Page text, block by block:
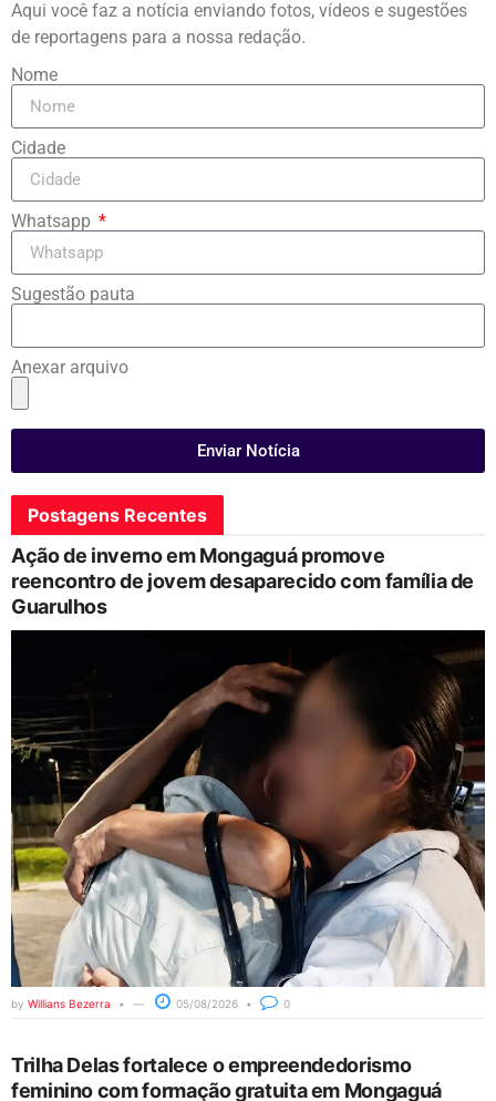
Aqui você faz a notícia enviando fotos, vídeos e sugestões
de reportagens para a nossa redação.
Nome
Cidade
Whatsapp
Sugestão pauta
Anexar arquivo
Enviar Notícia
Postagens Recentes
Ação de inverno em Mongaguá promove
reencontro de jovem desaparecido com família de
Guarulhos
by Willians Bezerra 05/08/2026 0
Trilha Delas fortalece o empreendedorismo
feminino com formação gratuita em Mongaguá